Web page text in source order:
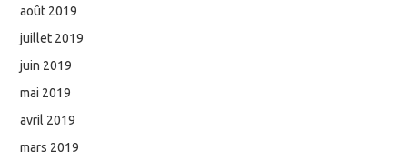
août 2019
juillet 2019
juin 2019
mai 2019
avril 2019
mars 2019